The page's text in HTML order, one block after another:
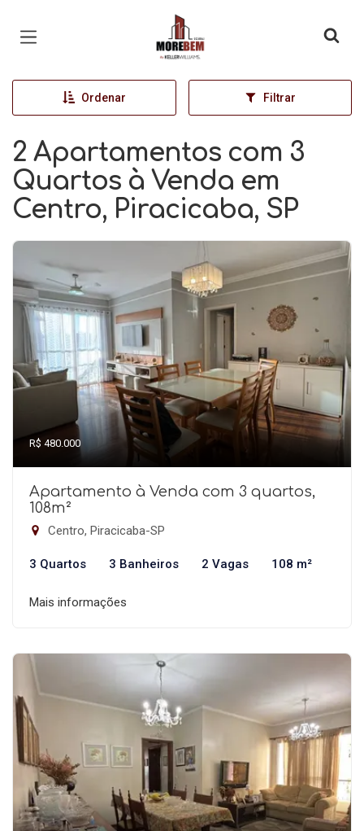
Página inicial
Ordenar Filtrar
2 Apartamentos com 3
Quartos à Venda em
Centro, Piracicaba, SP
R$ 480.000
Apartamento à Venda com 3 quartos,
108m²
Centro, Piracicaba-SP
3 Quartos 3 Banheiros 2 Vagas 108 m²
Mais informações